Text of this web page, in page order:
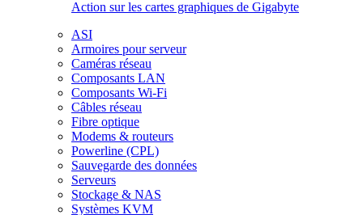
Action sur les cartes graphiques de Gigabyte
ASI
Armoires pour serveur
Caméras réseau
Composants LAN
Composants Wi-Fi
Câbles réseau
Fibre optique
Modems & routeurs
Powerline (CPL)
Sauvegarde des données
Serveurs
Stockage & NAS
Systèmes KVM